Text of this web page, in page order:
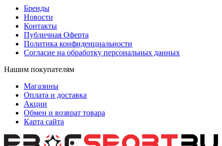
Бренды
Новости
Контакты
Публичная Оферта
Политика конфиденциальности
Согласие на обработку персональных данных
Нашим покупателям
Магазины
Оплата и доставка
Акции
Обмен и возврат товара
Карта сайта